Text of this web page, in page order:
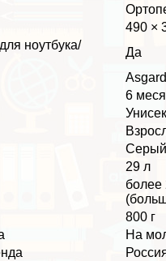
490 ×
ноутбука/
Да
Asgard
6
Серый
29 л
более
800 г
На